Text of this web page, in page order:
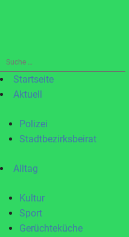
Suche
nach:Startseite
Aktuell
Polizei
Stadtbezirksbeirat
Alltag
Kultur
Sport
Gerüchteküche